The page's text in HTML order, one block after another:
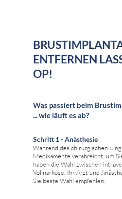
ENTFERNEN
OP!
Was passiert beim
... wie läuft es ab?
Schritt 1 - Anästhesie
Während des chirurgischen
Medikamente verabreicht, um
haben die Wahl zwischen
Vollnarkose. Ihr Arzt und
Sie beste Wahl empfehlen.